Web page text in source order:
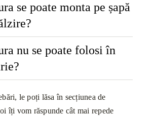
se poate monta pe șapă
nu se poate folosi în
le poți lăsa în secțiunea de
îți vom răspunde cât mai repede